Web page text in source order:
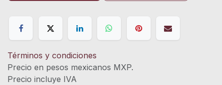
Términos y condiciones
Precio en pesos mexicanos MXP.
Precio incluye IVA